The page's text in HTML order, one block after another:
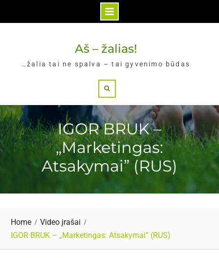
Aš – žalias!
…žalia tai ne spalva – tai gyvenimo būdas
IGOR BRUK –
„Marketingas:
Atsakymai” (RUS)
Home
Video įrašai
IGOR BRUK – „Marketingas: Atsakymai” (RUS)